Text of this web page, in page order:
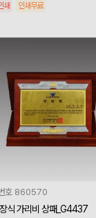
쇄 인쇄무료
호 860570
식 가리비 상패_G4437